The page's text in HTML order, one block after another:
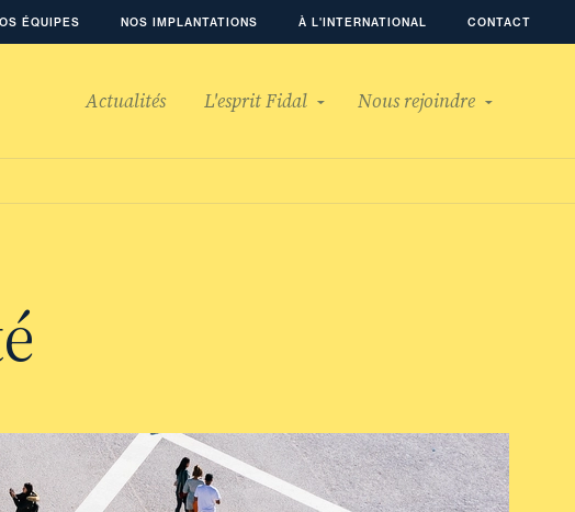
ÉQUIPES NOS IMPLANTATIONS À L'INTERNATIONAL CONTACT
Actualités L'esprit Fidal Nous rejoindre